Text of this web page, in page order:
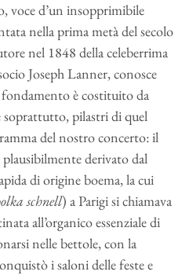
voce d’un insopprimibile
nella prima metà del secolo
nel 1848 della celeberrima
Joseph Lanner, conosce
è costituito da
soprattutto, pilastri di quel
del nostro concerto: il
derivato dal
di origine boema, la cui
schnell) a Parigi si chiamava
all’organico essenziale di
nelle bettole, con la
i saloni delle feste e